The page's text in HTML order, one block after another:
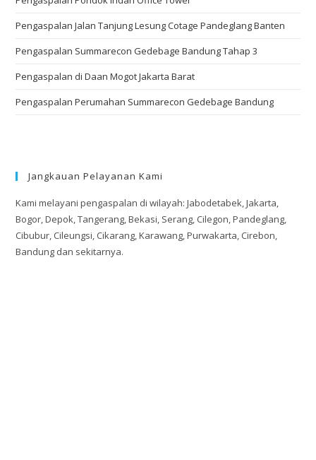
Pengaspalan Jalan Tanjung Lesung Cotage Pandeglang Banten
Pengaspalan Summarecon Gedebage Bandung Tahap 3
Pengaspalan di Daan Mogot Jakarta Barat
Pengaspalan Perumahan Summarecon Gedebage Bandung
Jangkauan Pelayanan Kami
Kami melayani pengaspalan di wilayah: Jabodetabek, Jakarta,
Bogor, Depok, Tangerang, Bekasi, Serang, Cilegon, Pandeglang,
Cibubur, Cileungsi, Cikarang, Karawang, Purwakarta, Cirebon,
Bandung dan sekitarnya.